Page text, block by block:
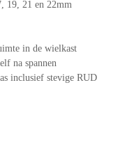
19, 21 en 22mm
in de wielkast
na spannen
inclusief stevige RUD